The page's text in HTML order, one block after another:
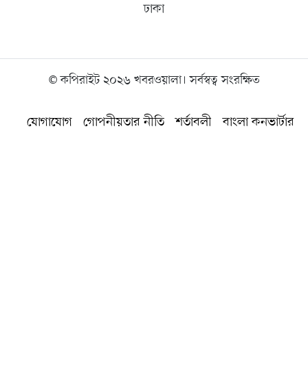
ঢাকা
© কপিরাইট ২০২৬ খবরওয়ালা। সর্বস্বত্ব সংরক্ষিত
যোগাযোগ গোপনীয়তার নীতি শর্তাবলী বাংলা কনভার্টার